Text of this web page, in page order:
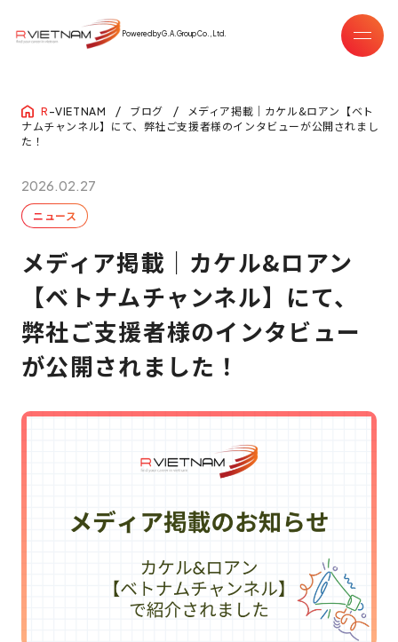
Powered by G.A.Group Co.,Ltd.
R -VIETNAM ブログ
メディア掲載｜カケル&ロアン【ベト
ナムチャンネル】にて、弊社ご支援者様のインタビューが公開されまし
た！
2026.02.27
ニュース
メディア掲載｜カケル&ロアン
【ベトナムチャンネル】にて、
弊社ご支援者様のインタビュー
が公開されました！